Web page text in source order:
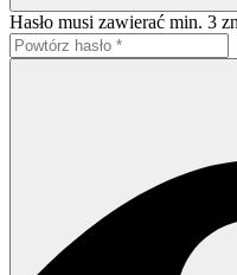
Hasło musi zawierać min. 3